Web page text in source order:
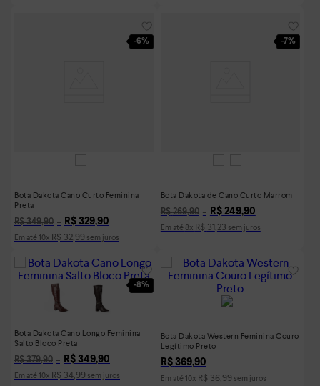
-6%
Bota Dakota Cano Curto Feminina
Preta
R$ 349,90 R$ 329,90
Em até 10x R$ 32,99 sem juros
-7%
Bota Dakota de Cano Curto Marrom
R$ 269,90 R$ 249,90
Em até 8x R$ 31,23 sem juros
-8%
Bota Dakota Cano Longo Feminina
Salto Bloco Preta
R$ 379,90 R$ 349,90
Em até 10x R$ 34,99 sem juros
Bota Dakota Western Feminina Couro
Legítimo Preto
R$ 369,90
Em até 10x R$ 36,99 sem juros